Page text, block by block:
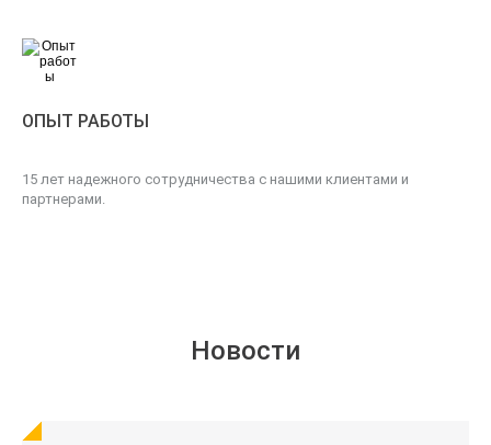
ОПЫТ РАБОТЫ
15 лет надежного сотрудничества с нашими клиентами и
партнерами.
Новости